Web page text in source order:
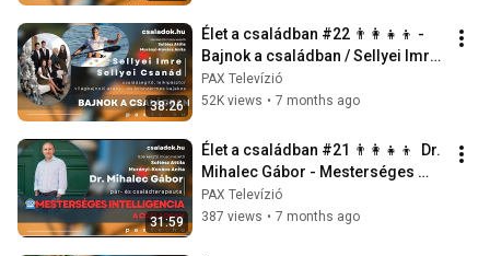
38:26
Élet a családban #22 👨‍👩‍👧‍👦 -
Bajnok a családban / Sellyei Imre
és Csanád
PAX Televízió
52K views • 7 months ago
31:59
Élet a családban #21 👨‍👩‍👧‍👦  Dr.
Mihalec Gábor - Mesterséges
intelligencia a családban
PAX Televízió
387 views • 7 months ago